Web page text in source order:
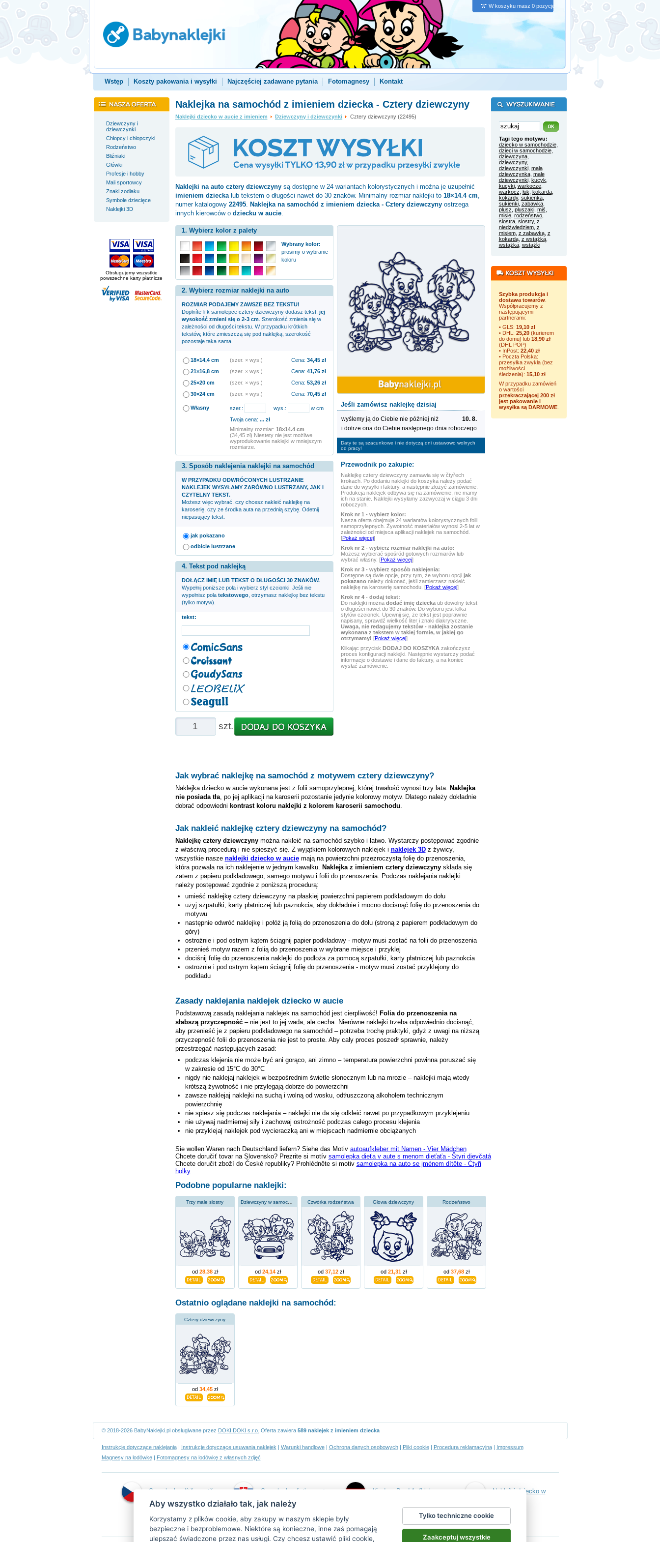
W koszyku masz 0 pozycje
Wstęp Koszty pakowania i wysyłki Najczęściej zadawane pytania Fotomagnesy Kontakt
Dziewczyny i
dziewczynki
Chłopcy i chłopczyki
Rodzeństwo
Bliźniaki
Główki
Profesje i hobby
Mali sportowcy
Znaki zodiaku
Symbole dziecięce
Naklejki 3D
Obsługujemy wszystkie
powszechne karty płatnicze
Naklejka na samochód z imieniem dziecka - Cztery dziewczyny
Naklejki dziecko w aucie z imieniem Dziewczyny i dziewczynki Cztery dziewczyny (22495)
Naklejki na auto cztery dziewczynysą dostępne w 24 wariantach kolorystycznych i można je uzupełnić
imieniem dzieckalub tekstem o długości nawet do 30 znaków. Minimalny rozmiar naklejki to 18×14.4 cm,
numer katalogowy 22495. Naklejka na samochód z imieniem dziecka - Cztery dziewczynyostrzega
innych kierowców o dziecku w aucie.
Jeśli zamówisz naklejkę dzisiaj
wyślemy ją do Ciebie nie później niż
10. 8.
i dotrze ona do Ciebie następnego dnia roboczego.
Daty te są szacunkowe i nie dotyczą dni ustawowo wolnych
od pracy!
Przewodnik po zakupie:
Naklejkę cztery dziewczynyzamawia się w čtyřech
krokach. Po dodaniu naklejki do koszyka należy podać
dane do wysyłki i faktury, a następnie złożyć zamówienie.
Produkcja naklejek odbywa się na zamówienie, nie mamy
ich na stanie. Naklejki wysyłamy zazwyczaj w ciągu 3 dni
roboczych.
Krok nr 1 - wybierz kolor:
Nasza oferta obejmuje 24 wariantów kolorystycznych folii
samoprzylepnych. Żywotność materiałów wynosi 2-5 lat w
zależności od miejsca aplikacji naklejek na samochód.
[Pokaż więcej]
Krok nr 2 - wybierz rozmiar naklejki na auto:
Możesz wybierać spośród gotowych rozmiarów lub
wybrać własny. [Pokaż więcej]
Krok nr 3 - wybierz sposób naklejenia:
Dostępne są dwie opcje, przy tym, że wyboru opcji jak
pokazanonależy dokonać, jeśli zamierzasz nakleić
naklejkę na karoserię samochodu. [Pokaż więcej]
Krok nr 4 - dodaj tekst:
Do naklejki można dodać imię dzieckaub dowolny tekst
o długości nawet do 30 znaków. Do wyboru jest kilka
stylów czcionek. Upewnij się, że tekst jest poprawnie
napisany, sprawdź wielkość liter i znaki diakrytyczne.
Uwaga, nie redagujemy tekstów - naklejka zostanie
wykonana z tekstem w takiej formie, w jakiej go
otrzymamy! [Pokaż więcej]
Klikając przycisk DODAJ DO KOSZYKA zakończysz
proces konfiguracji naklejki. Następnie wystarczy podać
informacje o dostawie i dane do faktury, a na koniec
wysłać zamówienie.
1. Wybierz kolor z palety
Wybrany kolor:
prosimy o wybranie
koloru
2. Wybierz rozmiar naklejki na auto
ROZMIAR PODAJEMY ZAWSZE BEZ TEKSTU!
Doplníte-li k samolepce cztery dziewczynydodasz tekst, jej
wysokość zmieni się o 2-3 cm. Szerokość zmienia się w
zależności od długości tekstu. W przypadku krótkich
tekstów, które zmieszczą się pod naklejką, szerokość
pozostaje taka sama.
18×14,4 cm (szer. × wys.) Cena: 34,45zł
21×16,8 cm
(szer. × wys.) Cena: 41,76zł
25×20 cm
(szer. × wys.) Cena: 53,26zł
30×24 cm
(szer. × wys.) Cena: 70,45zł
Własny szer.: wys.:
w cm
Twoja cena: ...zł
Minimalny rozmiar: 18×14.4 cm
(34,45 zł) Niestety nie jest możliwe
wyprodukowanie naklejki w mniejszym
rozmiarze.
3. Sposób naklejenia naklejki na samochód
W PRZYPADKU ODWRÓCONYCH LUSTRZANIE
NAKLEJEK WYSYŁAMY ZARÓWNO LUSTRZANY, JAK I
CZYTELNY TEKST.
Możesz więc wybrać, czy chcesz nakleić naklejkę na
karoserię, czy ze środka auta na przednią szybę. Odetnij
niepasujący tekst.
jak pokazano
odbicie lustrzane
4. Tekst pod naklejką
DOŁĄCZ IMIĘ LUB TEKST O DŁUGOŚCI 30 ZNAKÓW.
Wypełnij poniższe pola i wybierz styl czcionki. Jeśli nie
wypełnisz pola tekstowego, otrzymasz naklejkę bez tekstu
(tylko motyw).
tekst:
szt.
Jak wybrać naklejkę na samochód z motywem cztery dziewczyny?
Naklejka dziecko w aucie wykonana jest z folii samoprzylepnej, której trwałość wynosi trzy lata. Naklejka
nie posiada tła, po jej aplikacji na karoserii pozostanie jedynie kolorowy motyw. Dlatego należy dokładnie
dobrać odpowiedni kontrast koloru naklejki z kolorem karoserii samochodu.
Jak nakleić naklejkę cztery dziewczynyna samochód?
Naklejkę cztery dziewczynymożna nakleić na samochód szybko i łatwo. Wystarczy postępować zgodnie
z właściwą procedurą i nie spieszyć się. Z wyjątkiem kolorowych naklejek i naklejek 3Dz żywicy,
wszystkie nasze naklejki dziecko w auciemają na powierzchni przezroczystą folię do przenoszenia,
która pozwala na ich naklejenie w jednym kawałku. Naklejka z imieniem cztery dziewczynyskłada się
zatem z papieru podkładowego, samego motywu i folii do przenoszenia. Podczas naklejania naklejki
należy postępować zgodnie z poniższą procedurą:
umieść naklejkę cztery dziewczynyna płaskiej powierzchni papierem podkładowym do dołu
użyj szpatułki, karty płatniczej lub paznokcia, aby dokładnie i mocno docisnąć folię do przenoszenia do
motywu
następnie odwróć naklejkę i połóż ją folią do przenoszenia do dołu (stroną z papierem podkładowym do
góry)
ostrożnie i pod ostrym kątem ściągnij papier podkładowy - motyw musi zostać na folii do przenoszenia
przenieś motyw razem z folią do przenoszenia w wybrane miejsce i przyklej
dociśnij folię do przenoszenia naklejki do podłoża za pomocą szpatułki, karty płatniczej lub paznokcia
ostrożnie i pod ostrym kątem ściągnij folię do przenoszenia - motyw musi zostać przyklejony do
podkładu
Zasady naklejania naklejek dziecko w aucie
Podstawową zasadą naklejania naklejek na samochód jest cierpliwość! Folia do przenoszenia na
słabszą przyczepność– nie jest to jej wada, ale cecha. Nierówne naklejki trzeba odpowiednio docisnąć,
aby przenieść je z papieru podkładowego na samochód – potrzeba trochę praktyki, gdyż z uwagi na niższą
przyczepność folii do przenoszenia nie jest to proste. Aby cały proces poszedł sprawnie, należy
przestrzegać następujących zasad:
podczas klejenia nie może być ani gorąco, ani zimno – temperatura powierzchni powinna poruszać się
w zakresie od 15°C do 30°C
nigdy nie naklejaj naklejek w bezpośrednim świetle słonecznym lub na mrozie – naklejki mają wtedy
krótszą żywotność i nie przylegają dobrze do powierzchni
zawsze naklejaj naklejki na suchą i wolną od wosku, odtłuszczoną alkoholem technicznym
powierzchnię
nie spiesz się podczas naklejania – naklejki nie da się odkleić nawet po przypadkowym przyklejeniu
nie używaj nadmiernej siły i zachowaj ostrożność podczas całego procesu klejenia
nie przyklejaj naklejek pod wycieraczką ani w miejscach nadmiernie obciążanych
Sie wollen Waren nach Deutschland liefern? Siehe das Motiv autoaufkleber mit Namen - Vier Mädchen
Chcete doručiť tovar na Slovensko? Prezrite si motív samolepka dieťa v aute s menom dieťaťa - Štyri dievčatá
Chcete doručit zboží do České republiky? Prohlédněte si motiv samolepka na auto se jménem dítěte - Čtyři
holky
Podobne popularne naklejki:
Trzy małe siostry
od 28,38zł
Dziewczyny w samochodzie
od 24,14zł
Czwórka rodzeństwa
od 37,12zł
Głowa dziewczyny
od 21,31zł
Rodzeństwo
od 37,68zł
Ostatnio oglądane naklejki na samochód:
Cztery dziewczyny
od 34,45zł
Tagi tego motywu:
dziecko w samochodzie,
dzieci w samochodzie,
dziewczyna,
dziewczyny,
dziewczynki, mała
dziewczynka, małe
dziewczynki, kucyk
kucyki, warkocze,
warkocz łuk kokarda,
kokardy, sukienka,
sukienki, zabawka,
plusz pluszaki, miś
misie, rodzeństwo,
siostra, siostry, z
niedźwiedziem, z
misiem, z zabawką, z
kokardą, z wstążką,
wstążka, wstążki
Szybka produkcja i
dostawa towarów.
Współpracujemy z
następującymi
partnerami:
• GLS: 19,10 zł
• DHL: 25,20(kurierem
do domu) lub 18,90 zł
(DHL POP)
• InPost: 22,40 zł
• Poczta Polska:
przesyłka zwykła (bez
możliwości
śledzenia): 15,10 zł
W przypadku zamówień
o wartości
przekraczającej 200 zł
jest pakowanie i
wysyłka są DARMOWE.
© 2018-2026 BabyNaklejki.pl obsługiwane przez DOKI DOKI s.r.o. Oferta zawiera 589 naklejek z imieniem dziecka
Instrukcje dotyczące naklejania| Instrukcje dotyczące usuwania naklejek | Warunki handlowe| Ochrona danych osobowych| Pliki cookie| Procedura reklamacyjna| Impressum
Magnesy na lodówkę| Fotomagnesy na lodówkę z własnych zdjęć
Samolepky dítě v autě Samolepky dieťa v aute Kind an Bord Aufkleber Naklejki dziecko w
Aby wszystko działało tak, jak należy
Korzystamy z plików cookie, aby zakupy w naszym sklepie były
bezpieczne i bezproblemowe. Niektóre są konieczne, inne zaś pomagają
ulepszać świadczone przez nas usługi. Czy chcesz ustawić pliki cookie,
Tylko techniczne cookie
Zaakceptuj wszystkie